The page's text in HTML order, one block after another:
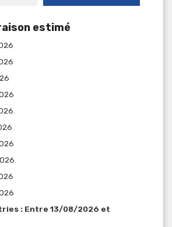
estimé
: Entre 13/08/2026 et